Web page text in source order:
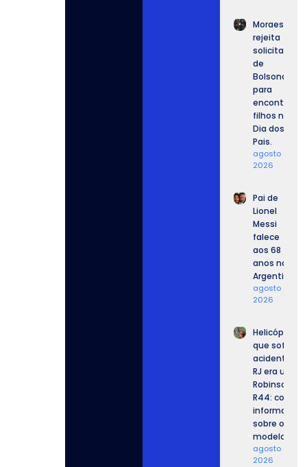
Moraes
rejeita
solicitação
de
Bolsonaro
para
encontrar
filhos no
Dia dos
Pais.
agosto 9,
2026
Pai de
Lionel
Messi
falece
aos 68
anos na
Argentina
agosto 9,
2026
Helicóptero
que sofreu
acidente no
RJ era um
Robinson
R44: confira
informações
sobre o
modelo.
agosto 9,
2026